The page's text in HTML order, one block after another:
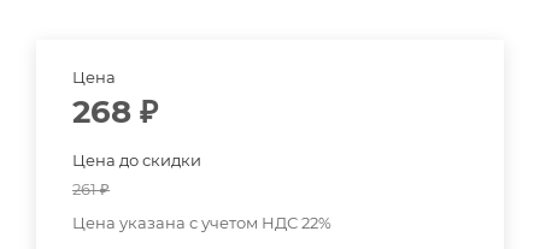
Цена
268 ₽
Цена до скидки
261₽
Цена указана с учетом НДС 22%